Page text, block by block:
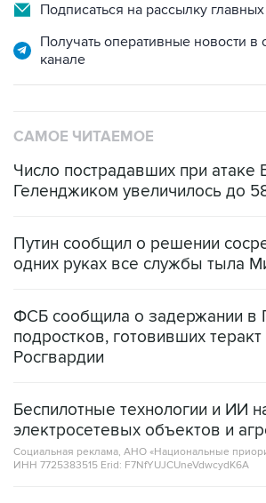
Подписаться на рассылку
Получать оперативные новости
канале
САМОЕ ЧИТАЕМОЕ
Число пострадавших при
Геленджиком увеличилось до
Путин сообщил о решении
одних руках все службы тыла
ФСБ сообщила о задержании в
подростков, готовивших
Росгвардии
Беспилотные технологии и ИИ
электросетевых объектов и
Социальная реклама, АНО «Национальные
ИНН 7725383515 Erid: F7NfYUJCUneVdwcydK6A